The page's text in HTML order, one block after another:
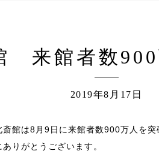
来館者数900
2019年8月17日
館は8月9日に来館者数900万人を突
りがとうございます。